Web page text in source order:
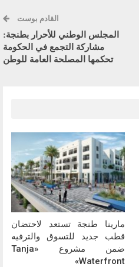
القادم بوست
المجلس الوطني للأحرار بطنجة:
مشاركة التجمع في الحكومة
تحكمها المصلحة العامة للوطن
مارينا طنجة تستعد لاحتضان
قطب جديد للتسوق والترفيه
ضمن مشروع «Tanja
Waterfront»